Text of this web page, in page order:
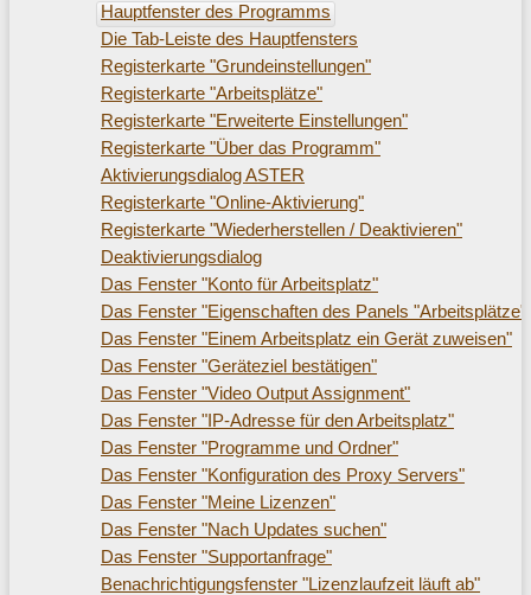
Hauptfenster des Programms
Die Tab-Leiste des Hauptfensters
Registerkarte "Grundeinstellungen"
Registerkarte "Arbeitsplätze"
Registerkarte "Erweiterte Einstellungen"
Registerkarte "Über das Programm"
Aktivierungsdialog ASTER
Registerkarte "Online-Aktivierung"
Registerkarte "Wiederherstellen / Deaktivieren"
Deaktivierungsdialog
Das Fenster "Konto für Arbeitsplatz"
Das Fenster "Eigenschaften des Panels "Arbeitsplätze"
Das Fenster "Einem Arbeitsplatz ein Gerät zuweisen"
Das Fenster "Geräteziel bestätigen"
Das Fenster "Video Output Assignment"
Das Fenster "IP-Adresse für den Arbeitsplatz"
Das Fenster "Programme und Ordner"
Das Fenster "Konfiguration des Proxy Servers"
Das Fenster "Meine Lizenzen"
Das Fenster "Nach Updates suchen"
Das Fenster "Supportanfrage"
Benachrichtigungsfenster "Lizenzlaufzeit läuft ab"